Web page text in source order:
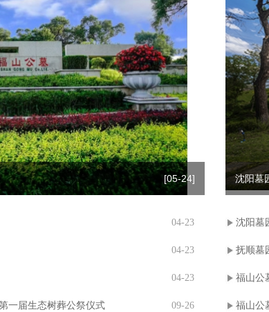
[05-24]
04-23
04-23
04-23
09-26
一届生态树葬公祭仪式
沈阳墓
沈阳墓
抚顺墓
福山公
福山公